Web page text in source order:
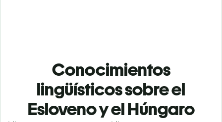
Conocimientos
lingüísticos sobre el
Esloveno y el Húngaro